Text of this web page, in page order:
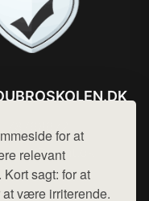
for at
relevant
sagt: for at
være irriterende.
hej@want.dk
og privatlivspolitik